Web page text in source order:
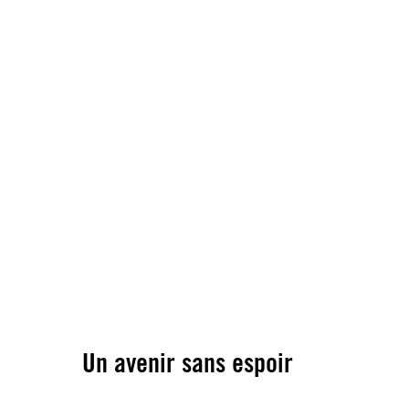
Un avenir sans espoir